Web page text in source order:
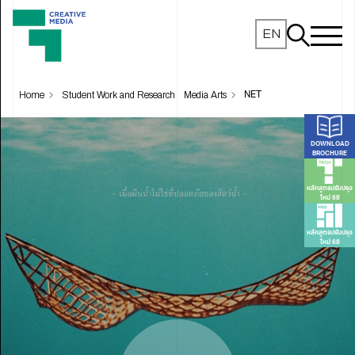
EN
DOWNLOAD
BROCHURE
หลักสูตรปรับปรุง
ใหม่ 68
หลักสูตรปรับปรุง
ใหม่ 68
Home Student Work and Research Media Arts NET